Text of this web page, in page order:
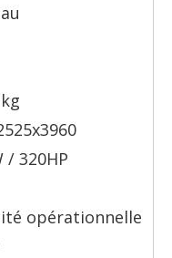
/ 320HP
opérationnelle